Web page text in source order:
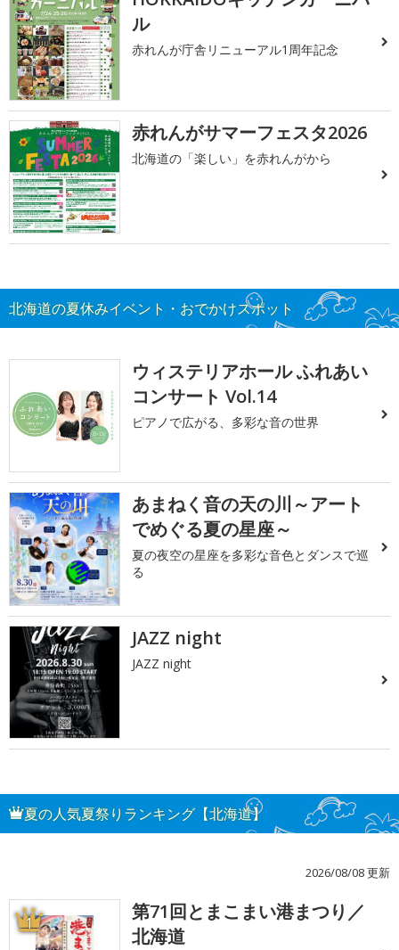
ル
赤れんが庁舎リニューアル1周年記念
赤れんがサマーフェスタ2026
北海道の「楽しい」を赤れんがから
北海道の夏休みイベント・おでかけスポット
ウィステリアホール ふれあい
コンサート Vol.14
ピアノで広がる、多彩な音の世界
あまねく音の天の川～アート
でめぐる夏の星座～
夏の夜空の星座を多彩な音色とダンスで巡
る
JAZZ night
JAZZ night
夏の人気夏祭りランキング【北海道】
2026/08/08 更新
1
第71回とまこまい港まつり／
北海道